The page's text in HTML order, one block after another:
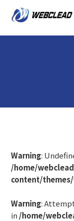
Warning:
/home/
content/
Warning:
in /home/